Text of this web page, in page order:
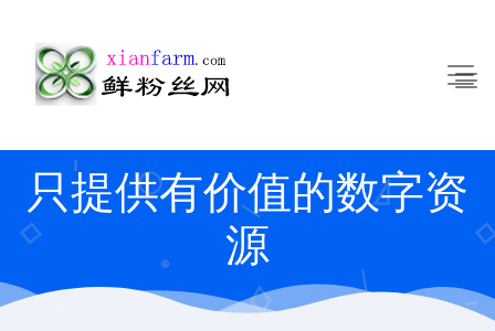
只提供有价值的数字资
源